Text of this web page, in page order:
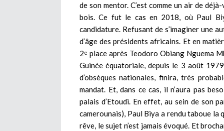
de son mentor. C’est comme un air de
bois. Ce fut le cas en 2018, où Paul
candidature. Refusant de s’imaginer une
d’âge des présidents africains. Et en
2e place après Teodoro Obiang Nguema
Guinée équatoriale, depuis le 3 août
d’obsèques nationales, finira, très
mandat. Et, dans ce cas, il n’aura pas
palais d’Etoudi. En effet, au sein de son
camerounais), Paul Biya a rendu taboue la
rêve, le sujet n’est jamais évoqué. Et